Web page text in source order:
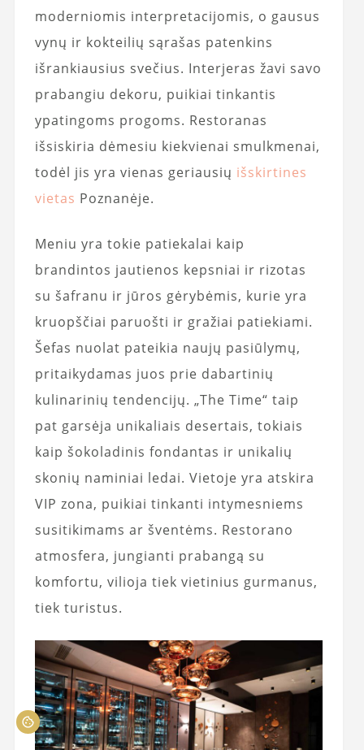
moderniomis interpretacijomis, o gausus
vynų ir kokteilių sąrašas patenkins
išrankiausius svečius. Interjeras žavi savo
prabangiu dekoru, puikiai tinkantis
ypatingoms progoms. Restoranas
išsiskiria dėmesiu kiekvienai smulkmenai,
todėl jis yra vienas geriausių išskirtines
vietas Poznanėje.
Meniu yra tokie patiekalai kaip
brandintos jautienos kepsniai ir rizotas
su šafranu ir jūros gėrybėmis, kurie yra
kruopščiai paruošti ir gražiai patiekiami.
Šefas nuolat pateikia naujų pasiūlymų,
pritaikydamas juos prie dabartinių
kulinarinių tendencijų. „The Time“ taip
pat garsėja unikaliais desertais, tokiais
kaip šokoladinis fondantas ir unikalių
skonių naminiai ledai. Vietoje yra atskira
VIP zona, puikiai tinkanti intymesniems
susitikimams ar šventėms. Restorano
atmosfera, jungianti prabangą su
komfortu, vilioja tiek vietinius gurmanus,
tiek turistus.